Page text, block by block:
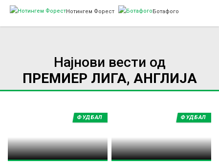
Нотингем Форест Ботафого
Најнови вести од
ПРЕМИЕР ЛИГА, АНГЛИЈА
ФУДБАЛ ФУДБАЛ